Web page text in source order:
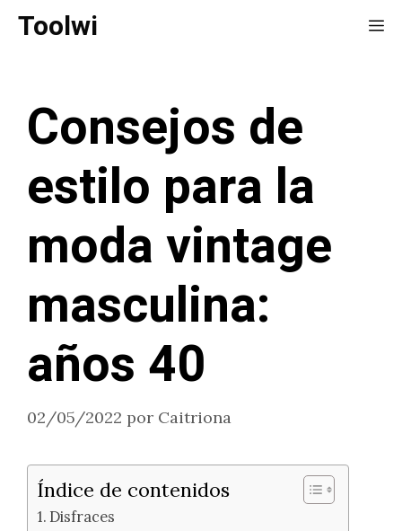
SaltarToolwi
Consejos de
estilo para la
moda vintage
masculina:
años 40
02/05/2022 por Caitriona
Índice de contenidos
Disfraces